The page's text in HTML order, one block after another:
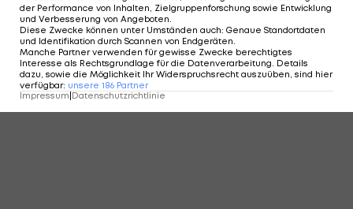
der Performance von Inhalten, Zielgruppenforschung sowie Entwicklung
und Verbesserung von Angeboten
Diese Zwecke können unter Umständen auch: Genaue Standortdaten
und Identifikation durch Scannen von Endgeräten
Manche Partner verwenden für gewisse Zwecke berechtigtes
Interesse als Rechtsgrundlage für die Datenverarbeitung. Details
dazu, sowie die Möglichkeit Ihr Widerspruchsrecht auszuüben, sind hier
verfügbar: unsere 186 Partner
Impressum|Datenschutzrichtlinie